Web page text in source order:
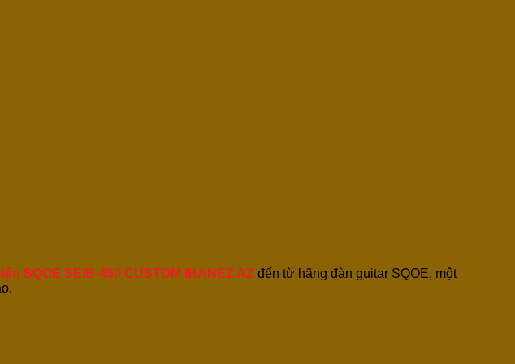
SQOE SEIB-450 CUSTOM IBANEZ AZ đến từ hãng đàn guitar SQOE, một